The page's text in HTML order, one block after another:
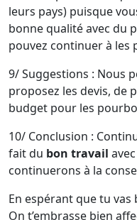
leurs pays) puisque
bonne qualité avec du
pouvez continuer à les
9/ Suggestions : Nous
proposez les devis, de
budget pour les
10/ Conclusion :
fait du bon travail
continuerons à la
En espérant que tu
On t’embrasse bien